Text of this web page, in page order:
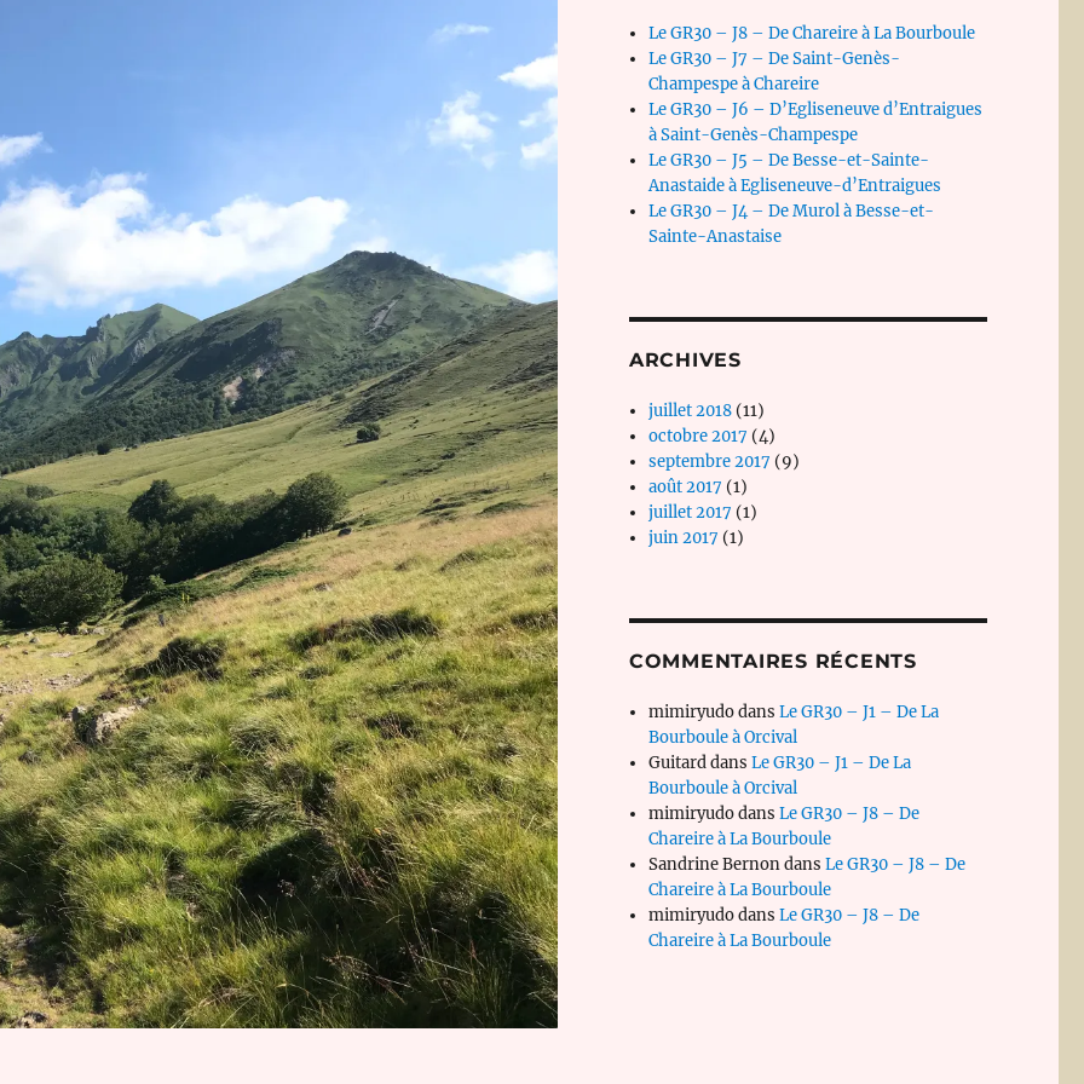
Le GR30 – J8 – De Chareire à La Bourboule
Le GR30 – J7 – De Saint-Genès-
Champespe à Chareire
Le GR30 – J6 – D’Egliseneuve d’Entraigues
à Saint-Genès-Champespe
Le GR30 – J5 – De Besse-et-Sainte-
Anastaide à Egliseneuve-d’Entraigues
Le GR30 – J4 – De Murol à Besse-et-
Sainte-Anastaise
ARCHIVES
juillet 2018 (11)
octobre 2017 (4)
septembre 2017 (9)
août 2017 (1)
juillet 2017 (1)
juin 2017 (1)
COMMENTAIRES RÉCENTS
mimiryudodansLe GR30 – J1 – De La
Bourboule à Orcival
GuitarddansLe GR30 – J1 – De La
Bourboule à Orcival
mimiryudodansLe GR30 – J8 – De
Chareire à La Bourboule
Sandrine BernondansLe GR30 – J8 – De
Chareire à La Bourboule
mimiryudodansLe GR30 – J8 – De
Chareire à La Bourboule